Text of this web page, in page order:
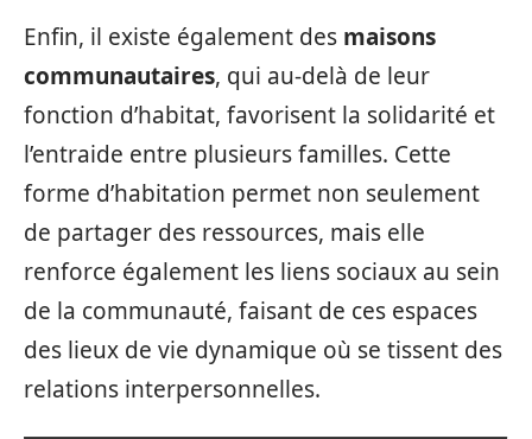
Enfin, il existe également des maisons
communautaires, qui au-delà de leur
fonction d’habitat, favorisent la solidarité et
l’entraide entre plusieurs familles. Cette
forme d’habitation permet non seulement
de partager des ressources, mais elle
renforce également les liens sociaux au sein
de la communauté, faisant de ces espaces
des lieux de vie dynamique où se tissent des
relations interpersonnelles.